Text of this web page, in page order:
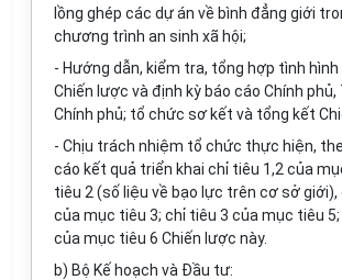
lồng ghép các dự án về bình đẳng giới
chương trình an sinh xã hội;
- Hướng dẫn, kiểm tra, tổng hợp tình
Chiến lược và định kỳ báo cáo Chính
Chính phủ; tổ chức sơ kết và tổng kết
- Chịu trách nhiệm tổ chức thực hiện,
cáo kết quả triển khai chỉ tiêu 1,2 của
tiêu 2 (số liệu về bạo lực trên cơ sở giới),
của mục tiêu 3; chỉ tiêu 3 của mục tiêu 5;
của mục tiêu 6 Chiến lược này.
b) Bộ Kế hoạch và Đầu tư: